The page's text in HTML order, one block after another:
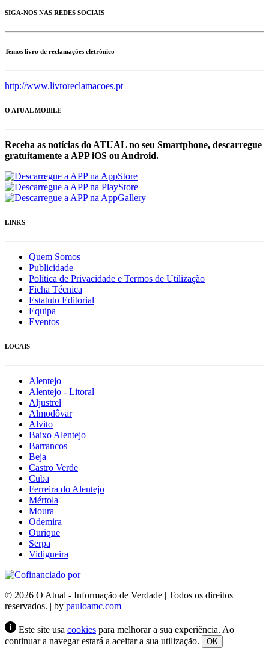
SIGA-NOS NAS REDES SOCIAIS
Temos livro de reclamações eletrónico
http://www.livroreclamacoes.pt
O ATUAL MOBILE
Receba as notícias do ATUAL no seu Smartphone, descarregue
gratuítamente a APP iOS ou Android.
LINKS
Quem Somos
Publicidade
Política de Privacidade e Termos de Utilização
Ficha Técnica
Estatuto Editorial
Equipa
Eventos
LOCAIS
Alentejo
Alentejo - Litoral
Aljustrel
Almodôvar
Alvito
Baixo Alentejo
Barrancos
Beja
Castro Verde
Cuba
Ferreira do Alentejo
Mértola
Moura
Odemira
Ourique
Serpa
Vidigueira
© 2026 O Atual - Informação de Verdade | Todos os direitos
reservados. | by pauloamc.com
Este site usa cookies para melhorar a sua experiência. Ao
continuar a navegar estará a aceitar a sua utilização.
OK